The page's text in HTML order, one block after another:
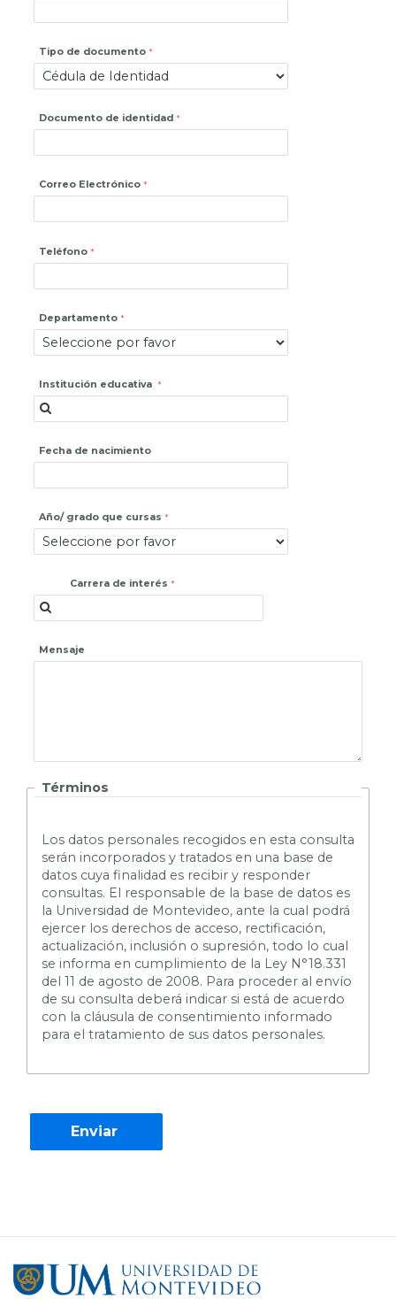
Tipo de documento
Documento de identidad
Correo Electrónico
Teléfono
Departamento
Institución educativa
Fecha de nacimiento
Año/ grado que cursas
Carrera de interés
Mensaje
Términos
Los datos personales recogidos en esta consulta
serán incorporados y tratados en una base de
datos cuya finalidad es recibir y responder
consultas. El responsable de la base de datos es
la Universidad de Montevideo, ante la cual podrá
ejercer los derechos de acceso, rectificación,
actualización, inclusión o supresión, todo lo cual
se informa en cumplimiento de la Ley N°18.331
del 11 de agosto de 2008. Para proceder al envío
de su consulta deberá indicar si está de acuerdo
con la cláusula de consentimiento informado
para el tratamiento de sus datos personales.